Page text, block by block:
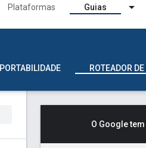
Plataformas Guias
PORTABILIDADE ROTEADOR
O Google